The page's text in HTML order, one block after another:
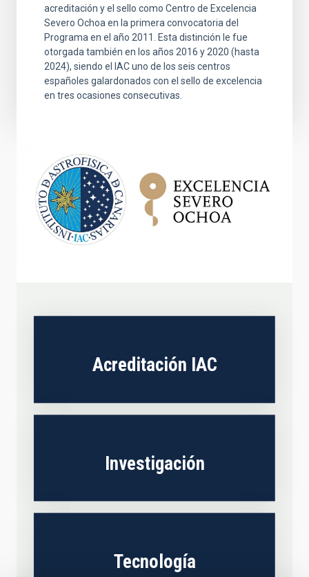
acreditación y el sello como Centro de Excelencia
Severo Ochoa en la primera convocatoria del
Programa en el año 2011. Esta distinción le fue
otorgada también en los años 2016 y 2020 (hasta
2024), siendo el IAC uno de los seis centros
españoles galardonados con el sello de excelencia
en tres ocasiones consecutivas.
Acreditación IAC
Investigación
Tecnología